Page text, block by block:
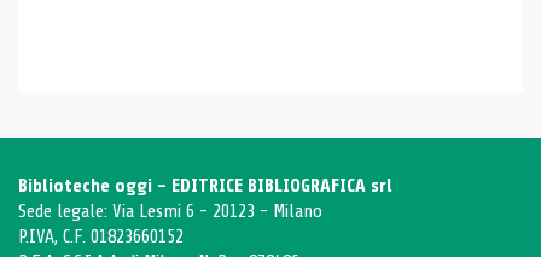
Biblioteche oggi - EDITRICE BIBLIOGRAFICA srl
Sede legale: Via Lesmi 6 - 20123 - Milano
P.IVA, C.F. 01823660152